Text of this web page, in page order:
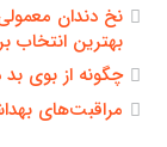
نخ دندان
بهترین انتخاب
چگونه از بوی
مراقبت‌های